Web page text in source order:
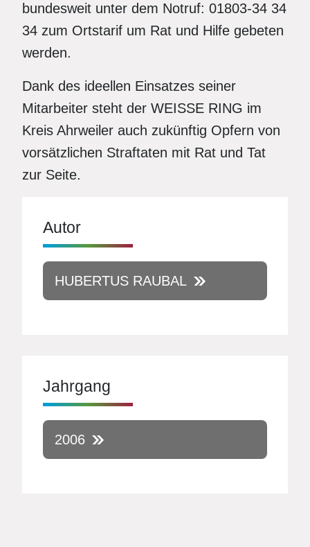
bundesweit unter dem Notruf: 01803-34 34
34 zum Ortstarif um Rat und Hilfe gebeten
werden.
Dank des ideellen Einsatzes seiner
Mitarbeiter steht der WEISSE RING im
Kreis Ahrweiler auch zukünftig Opfern von
vorsätzlichen Straftaten mit Rat und Tat
zur Seite.
Autor
HUBERTUS RAUBAL
Jahrgang
2006